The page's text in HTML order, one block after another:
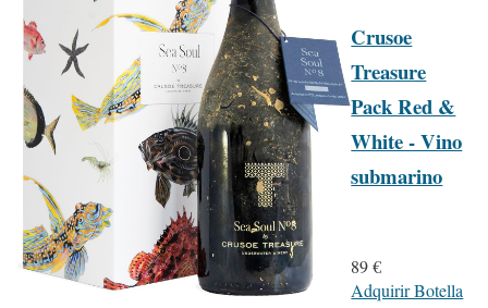
Crusoe
Treasure
Pack Red &
White - Vino
submarino
89 €
Adquirir Botella